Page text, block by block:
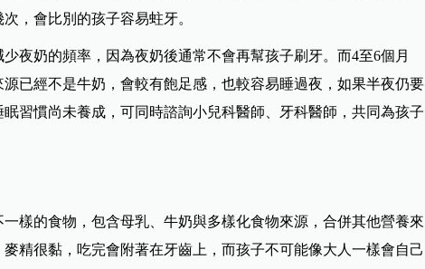
，會比別的孩子容易蛀牙。
夜奶的頻率，因為夜奶後通常不會再幫孩子刷牙。而4至6個月
已經不是牛奶，會較有飽足感，也較容易睡過夜，如果半夜仍要
習慣尚未養成，可同時諮詢小兒科醫師、牙科醫師，共同為孩子
樣的食物，包含母乳、牛奶與多樣化食物來源，合併其他營養來
精很黏，吃完會附著在牙齒上，而孩子不可能像大人一樣會自己